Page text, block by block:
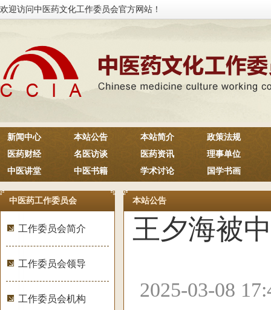
欢迎访问中医药文化工作委员会官方网站！
新闻中心 本站公告 本站简介
政策法规
医药财经
名医访谈 医药资讯
理事单位
中医讲堂
中医书籍 学术讨论 国学书画
中医药工作委员会
工作委员会简介
工作委员会领导
工作委员会机构
本站公告
王夕海被
2025-03-08